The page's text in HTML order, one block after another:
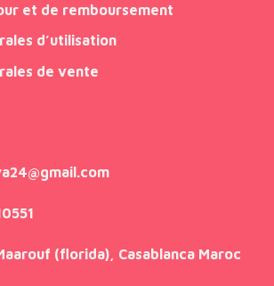
et de remboursement
d’utilisation
de vente
(florida), Casablanca Maroc